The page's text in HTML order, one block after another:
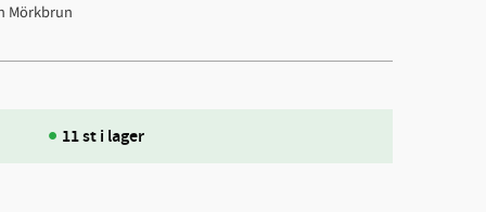
Mörkbrun
11 st i lager